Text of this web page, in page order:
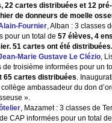
22 cartes distribuées et 12
de donneurs de moelle
Fournier, Alban : 3 classes
pour un total de 57 élèves, 4
51 cartes ont été distribuées.
Marie Gustave Le Clézio,
de troisième informées pour un
65 cartes distribuées.
ambassadeur du don
».
, Mazamet : 3 classes de
CAP informées pour un total de